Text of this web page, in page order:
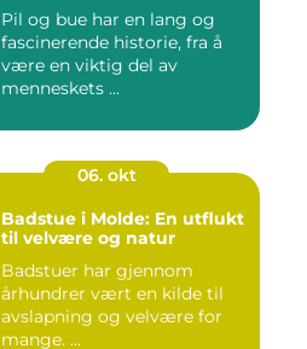
Pil og bue har en lang og
fascinerende historie, fra å
være en viktig del av
menneskets ...
06. okt
Badstue i Molde: En utflukt
til velvære og natur
Badstuer har gjennom
århundrer vært en kilde til
avslapning og velvære for
mange. ...